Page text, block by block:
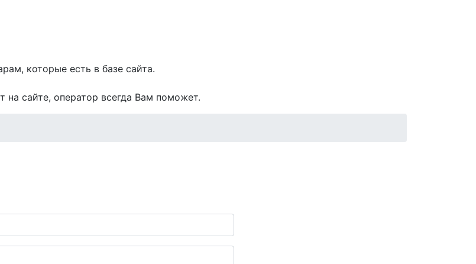
которые есть в базе сайта.
сайте, оператор всегда Вам поможет.